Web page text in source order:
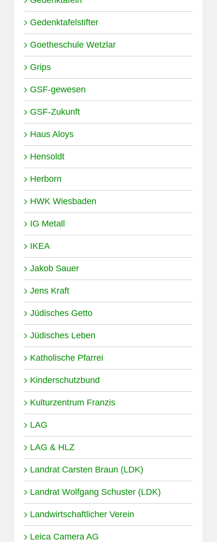
Gedenktafelstifter
Goetheschule Wetzlar
Grips
GSF-gewesen
GSF-Zukunft
Haus Aloys
Hensoldt
Herborn
HWK Wiesbaden
IG Metall
IKEA
Jakob Sauer
Jens Kraft
Jüdisches Getto
Jüdisches Leben
Katholische Pfarrei
Kinderschutzbund
Kulturzentrum Franzis
LAG
LAG & HLZ
Landrat Carsten Braun (LDK)
Landrat Wolfgang Schuster (LDK)
Landwirtschaftlicher Verein
Leica Camera AG